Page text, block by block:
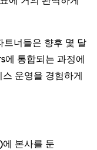
너들은 향후 몇 달
통합되는 과정에
운영을 경험하게
본사를 둔